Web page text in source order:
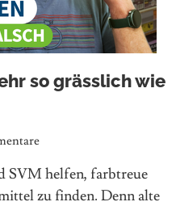
so grässlich wie
SVM helfen, farbtreue
zu finden. Denn alte